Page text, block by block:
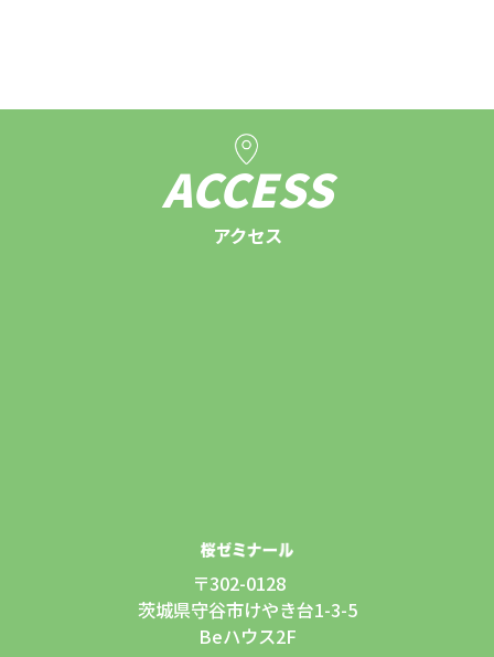
ACCESS
アクセス
〒302-0128
茨城県守谷市けやき台1-3-5
Beハウス2F